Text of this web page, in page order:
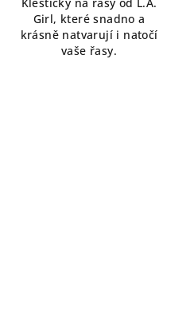
Girl, které snadno a
krásně natvarují i natočí
vaše řasy.